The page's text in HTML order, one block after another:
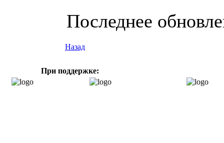
Последнее
Назад
При поддержке: